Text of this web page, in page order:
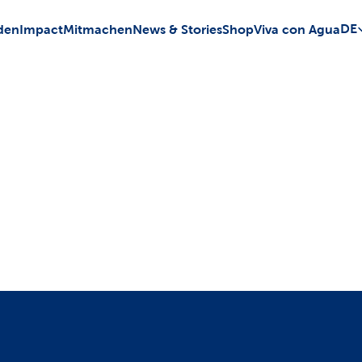
ImpactMitmachenNews & StoriesShopViva con AguaDE